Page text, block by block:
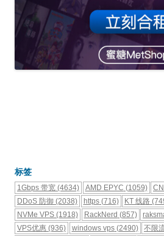
标签
1Gbps 带宽 (4634) AMD EPYC (1059)
DDoS 防御 (2038) https(716) KT 线路
NVMe VPS (1918) RackNerd (857)
VPS优惠 (936) windows vps(2490) 不限